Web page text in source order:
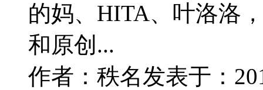
的妈、HITA、叶洛洛
和原创...
作者： 秩名发表于：